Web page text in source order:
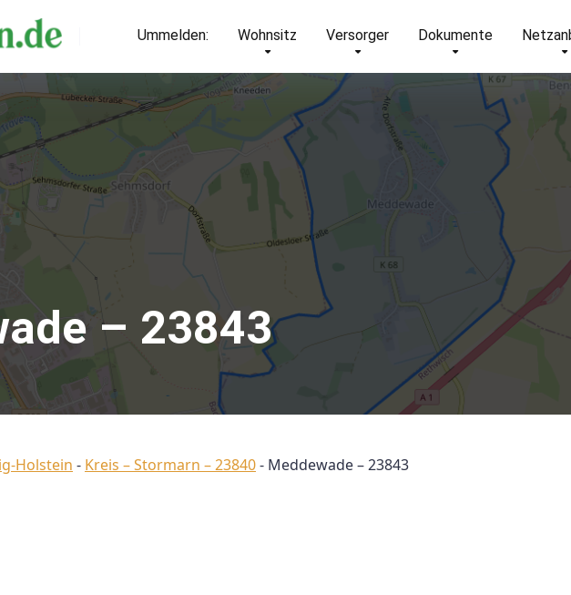
Ummelden: Wohnsitz Versorger Dokumente
– 23843
Holstein - Kreis – Stormarn – 23840- Meddewade – 23843